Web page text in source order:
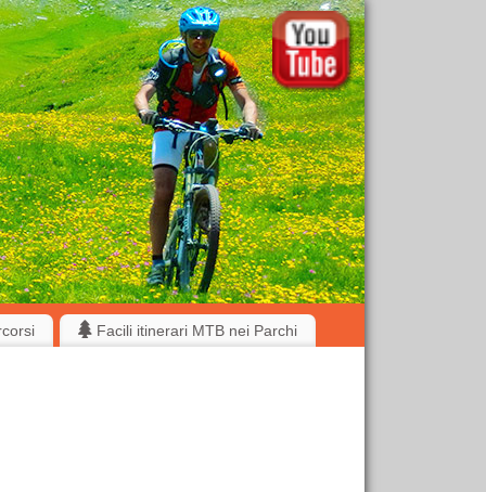
Facili itinerari MTB nei Parchi